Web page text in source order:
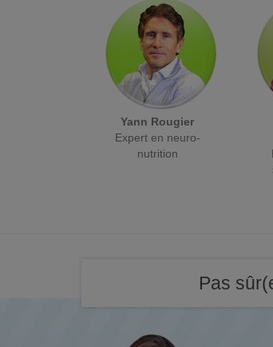
Yann Rougier
Expert en neuro-
nutrition
Pas